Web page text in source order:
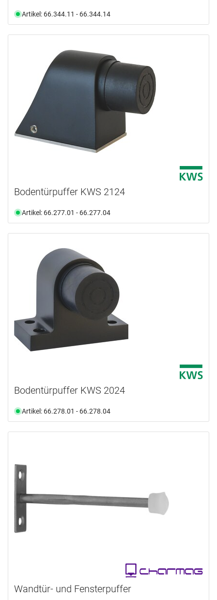
Artikel: 66.344.11 - 66.344.14
Bodentürpuffer KWS 2124
Artikel: 66.277.01 - 66.277.04
Bodentürpuffer KWS 2024
Artikel: 66.278.01 - 66.278.04
Wandtür- und Fensterpuffer